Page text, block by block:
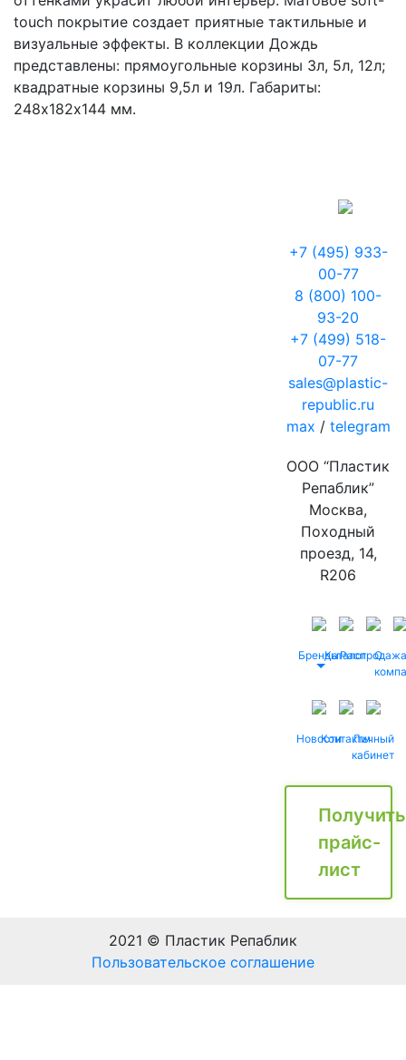
touch покрытие создает приятные тактильные и
визуальные эффекты. В коллекции Дождь
представлены: прямоугольные корзины 3л, 5л, 12л;
квадратные корзины 9,5л и 19л. Габариты:
248х182х144 мм.
+7 (495) 933-
00-77
8 (800) 100-
93-20
+7 (499) 518-
07-77
sales@plastic-
republic.ru
max / telegram
ООО “Пластик
Репаблик”
Москва,
Походный
проезд, 14,
R206
БрендыКаталог
Распродажа
О
НовостиКонтактыЛичный
кабинет
Получить
прайс-
лист
2021 © Пластик Репаблик
Пользовательское соглашение